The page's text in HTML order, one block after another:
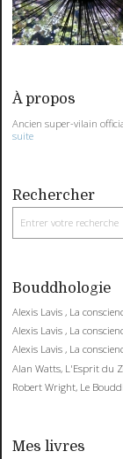
À propos
Ancien super-vilain
suite
Rechercher
Bouddhologie
Alexis Lavis , La
Alexis Lavis , La
Alexis Lavis , La
Alan Watts, L'Esprit du
Robert Wright, Le
Mes livres